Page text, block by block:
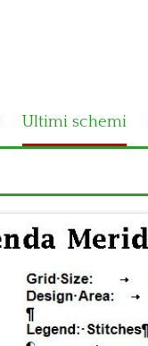
Ultimi schemi